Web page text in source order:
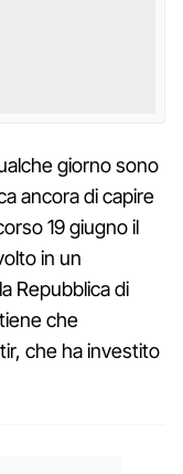
giorno sono
ancora di capire
19 giugno il
in un
Repubblica di
che
che ha investito